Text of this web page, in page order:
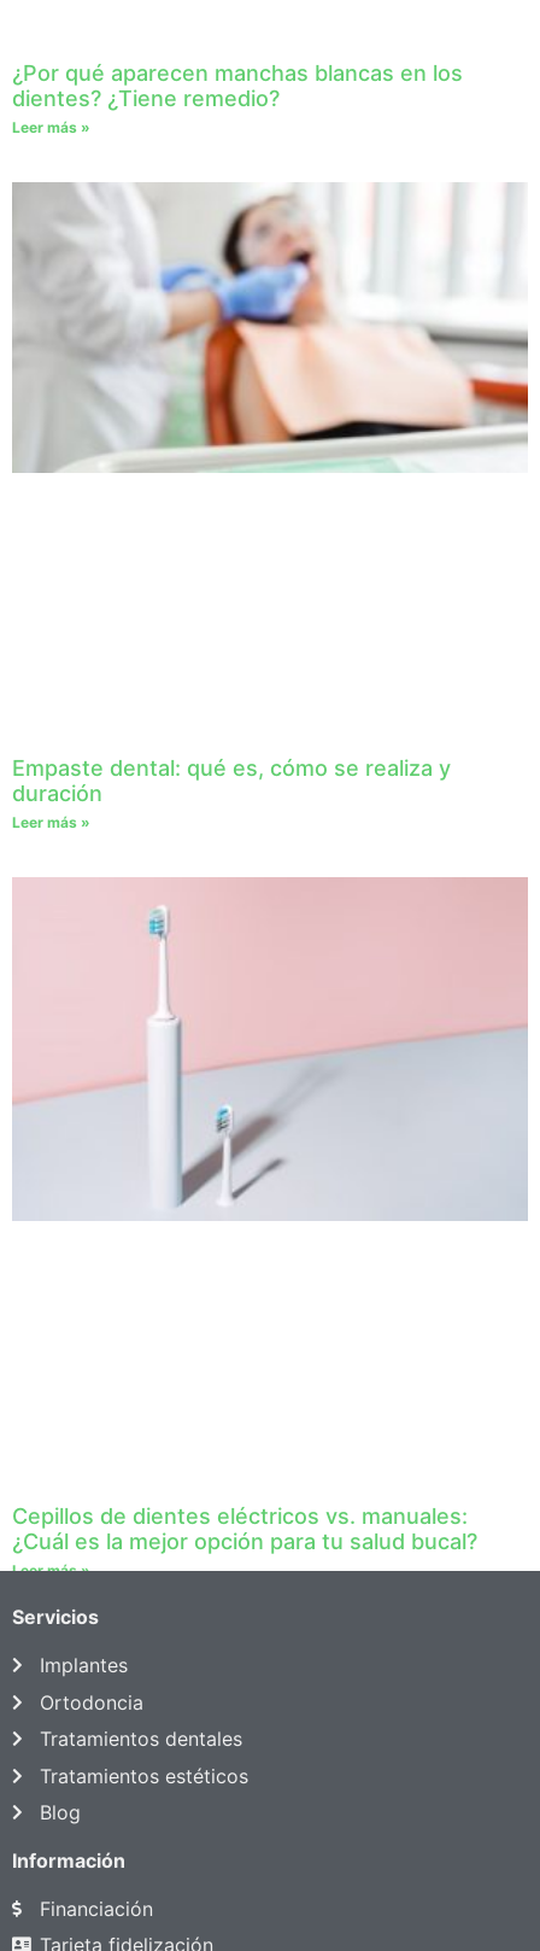
¿Por qué aparecen manchas blancas en los
dientes? ¿Tiene remedio?
Leer más »
Empaste dental: qué es, cómo se realiza y
duración
Leer más »
Cepillos de dientes eléctricos vs. manuales:
¿Cuál es la mejor opción para tu salud bucal?
Leer más »
Servicios
Implantes
Ortodoncia
Tratamientos dentales
Tratamientos estéticos
Blog
Información
Financiación
Tarjeta fidelización